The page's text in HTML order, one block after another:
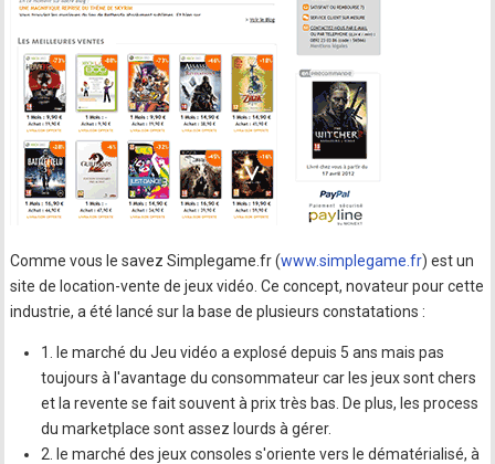
Comme vous le savez Simplegame.fr (www.simplegame.fr) est un
site de location-vente de jeux vidéo. Ce concept, novateur pour cette
industrie, a été lancé sur la base de plusieurs constatations :
1. le marché du Jeu vidéo a explosé depuis 5 ans mais pas
toujours à l'avantage du consommateur car les jeux sont chers
et la revente se fait souvent à prix très bas. De plus, les process
du marketplace sont assez lourds à gérer.
2. le marché des jeux consoles s'oriente vers le dématérialisé, à